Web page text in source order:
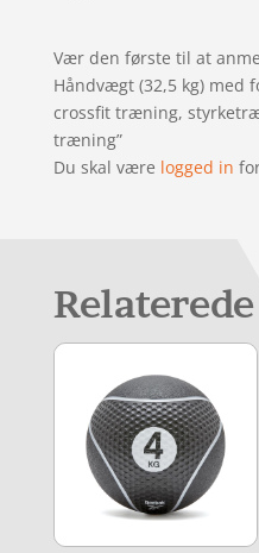
Vær den første til at
Håndvægt (32,5 kg) med
crossfit træning,
træning”
Du skal være logged in